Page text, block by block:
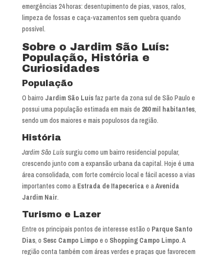
emergências 24 horas: desentupimento de pias, vasos, ralos,
limpeza de fossas e caça-vazamentos sem quebra quando
possível.
Sobre o Jardim São Luís:
População, História e
Curiosidades
População
O bairro Jardim São Luísfaz parte da zona sul de São Paulo e
possui uma população estimada em mais de 260 mil habitantes,
sendo um dos maiores e mais populosos da região.
História
Jardim São Luíssurgiu como um bairro residencial popular,
crescendo junto com a expansão urbana da capital. Hoje é uma
área consolidada, com forte comércio local e fácil acesso a vias
importantes como a Estrada de Itapecerica e aAvenida
Jardim Nair.
Turismo e Lazer
Entre os principais pontos de interesse estão o Parque Santo
Dias, o Sesc Campo Limpo e o Shopping Campo Limpo. A
região conta também com áreas verdes e praças que favorecem